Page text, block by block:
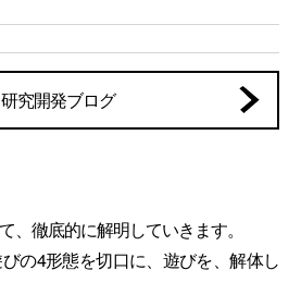
研究開発ブログ
、徹底的に解明していきます。
の4形態を切口に、遊びを、解体し